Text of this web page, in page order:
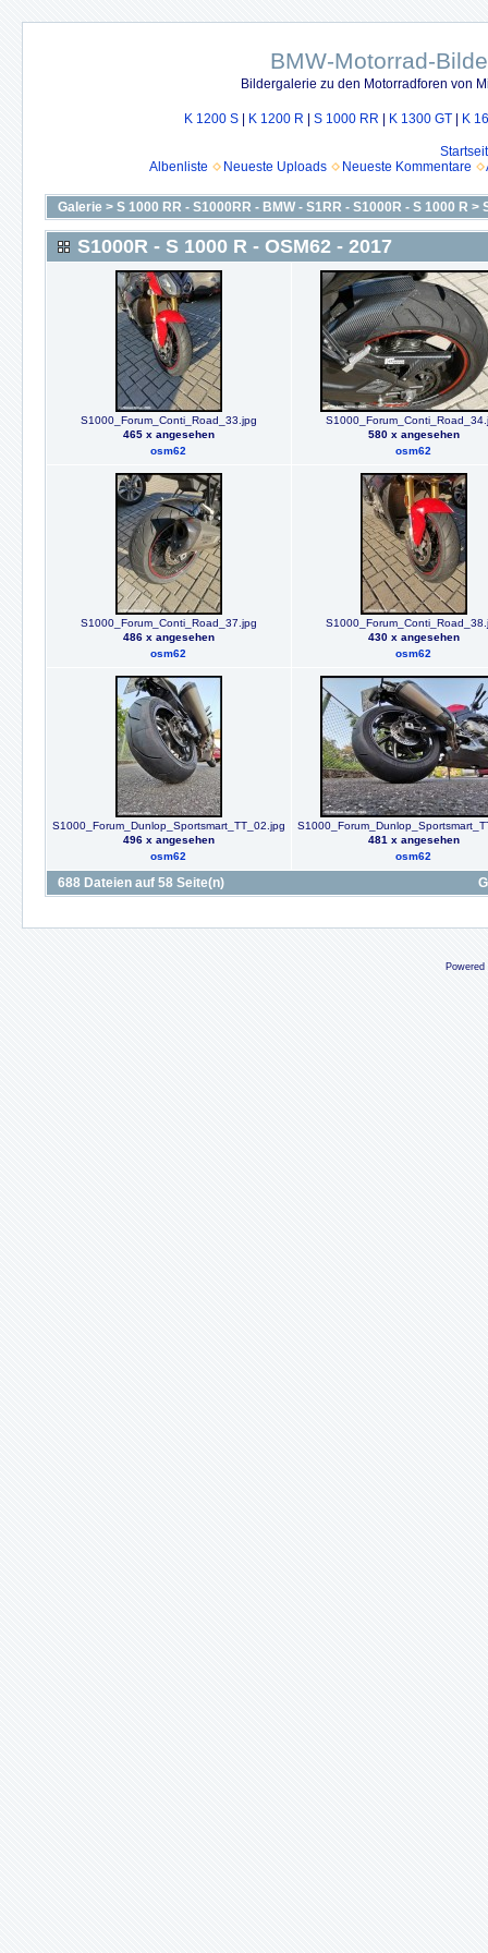
BMW-Motorrad-
Bildergalerie zu den Motorradforen von
K 1200 S K 1200 R |S 1000 RR K 1300 GT K
Albenliste
Neueste Uploads Neueste Kommentare
Galerie > S 1000 RR - S1000RR - BMW - S1RR - S1000R - S 1000 R >
S1000R - S 1000 R - OSM62 - 2017
S1000_Forum_Conti_Road_33.jpg
465 x angesehen
osm62
580 x angesehen
osm62
S1000_Forum_Conti_Road_37.jpg
486 x angesehen
osm62
430 x angesehen
osm62
S1000_Forum_Dunlop_Sportsmart_TT_02.jpg
496 x angesehen
osm62
481 x angesehen
osm62
688 Dateien auf 58 Seite(n)